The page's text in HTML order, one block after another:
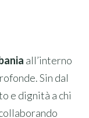
all’interno
Sin dal
e dignità a chi